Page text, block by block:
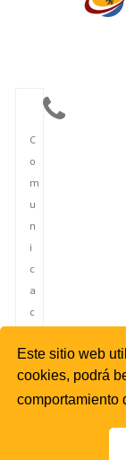
Este sitio web
cookies, podrá
comportamiento
C
o
m
u
n
i
c
a
c
ó
n
Copyright ©